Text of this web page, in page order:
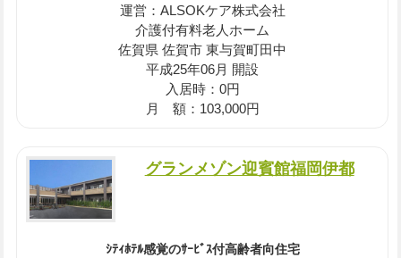
運営：ALSOKケア株式会社
介護付有料老人ホーム
佐賀県 佐賀市 東与賀町田中
平成25年06月 開設
入居時：0円
月 額：103,000円
グランメゾン迎賓館福岡伊都
ｼﾃｨﾎﾃﾙ感覚のｻｰﾋﾞｽ付高齢者向住宅